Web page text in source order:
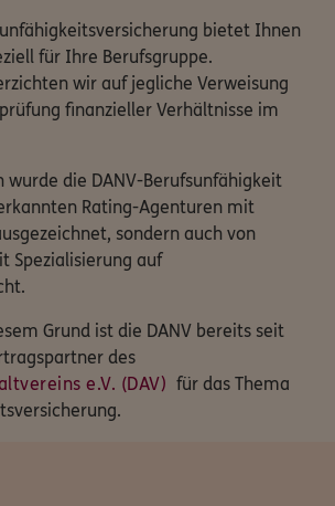
bietet Ihnen
für Ihre Berufsgruppe.
wir auf jegliche Verweisung
finanzieller Verhältnisse im
wurde die DANV-Berufsunfähigkeit
Rating-Agenturen mit
sondern auch von
Spezialisierung auf
Grund ist die DANV bereits seit
des
e.V. (DAV) für das Thema